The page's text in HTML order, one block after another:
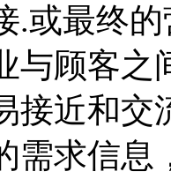
.或最终
与顾客之
接近和交
需求信息